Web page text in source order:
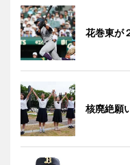
花巻東が
核廃絶願